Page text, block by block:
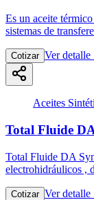
Es un aceite
sistemas de
Cotizar Ver detalle
Aceites
Total Fluide
Total Fluide DA
electrohidráulicos ,
Cotizar Ver detalle